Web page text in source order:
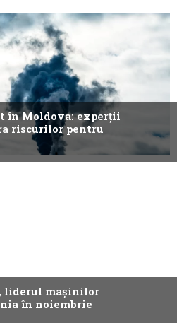
în Moldova: experții
riscurilor pentru
liderul mașinilor
în noiembrie